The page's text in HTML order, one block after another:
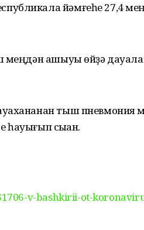
йәмғеһе 27,4
меңдән ашыуы өйҙә
тыш пневмония
һауығып сыҡҡан.
v-bashkirii-ot-